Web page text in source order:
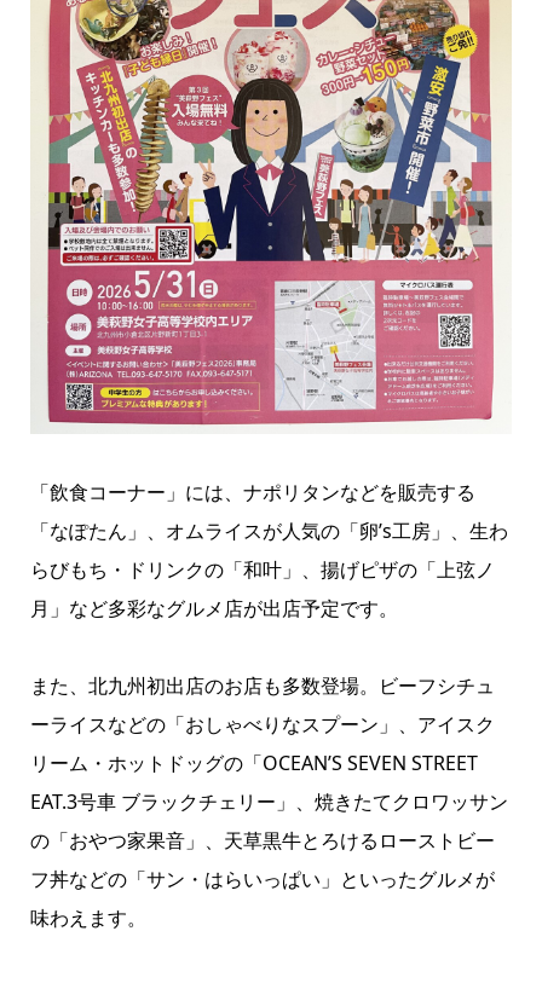
「飲食コーナー」には、ナポリタンなどを販売する
「なぽたん」、オムライスが人気の「卵’s工房」、生わ
らびもち・ドリンクの「和叶」、揚げピザの「上弦ノ
月」など多彩なグルメ店が出店予定です。
また、北九州初出店のお店も多数登場。ビーフシチュ
ーライスなどの「おしゃべりなスプーン」、アイスク
リーム・ホットドッグの「OCEAN’S SEVEN STREET
EAT.3号車 ブラックチェリー」、焼きたてクロワッサン
の「おやつ家果音」、天草黒牛とろけるローストビー
フ丼などの「サン・はらいっぱい」といったグルメが
味わえます。